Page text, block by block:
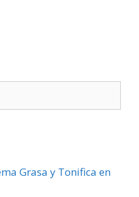
Grasa y Tonifica en